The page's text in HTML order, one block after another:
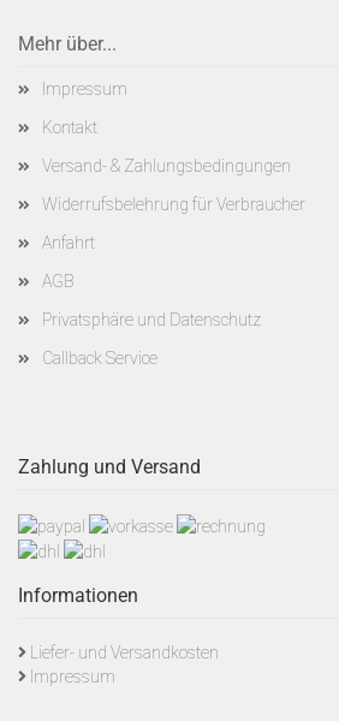
Mehr über...
Impressum
Kontakt
Versand- & Zahlungsbedingungen
Widerrufsbelehrung für Verbraucher
Anfahrt
AGB
Privatsphäre und Datenschutz
Callback Service
Zahlung und Versand
Informationen
Liefer- und Versandkosten
Impressum